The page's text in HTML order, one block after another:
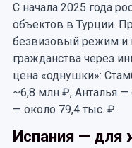
С начала 2025 года
объектов в Турции.
безвизовый режим и
гражданства через
цена «однушки»:
~6,8 млн ₽, Анталья —
— около 79,4 тыс. ₽.
Испания — для